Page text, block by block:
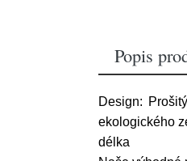
Popis
Design:
ekologického
délka